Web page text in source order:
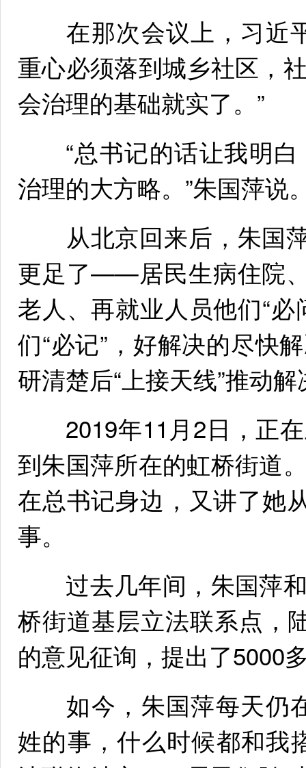
在那次会议上，习近
重心必须落到城乡社区，
会治理的基础就实了。”
“总书记的话让我明白
治理的大方略。”朱国萍说
从北京回来后，朱国萍
更足了——居民生病住院
老人、再就业人员他们“
们“必记”，好解决的尽快
研清楚后“上接天线”推动
2019年11月2日，正在
到朱国萍所在的虹桥街道
在总书记身边，又讲了她
事。
过去几年间，朱国萍和
桥街道基层立法联系点，
的意见征询，提出了5000
如今，朱国萍每天仍
姓的事，什么时候都和我